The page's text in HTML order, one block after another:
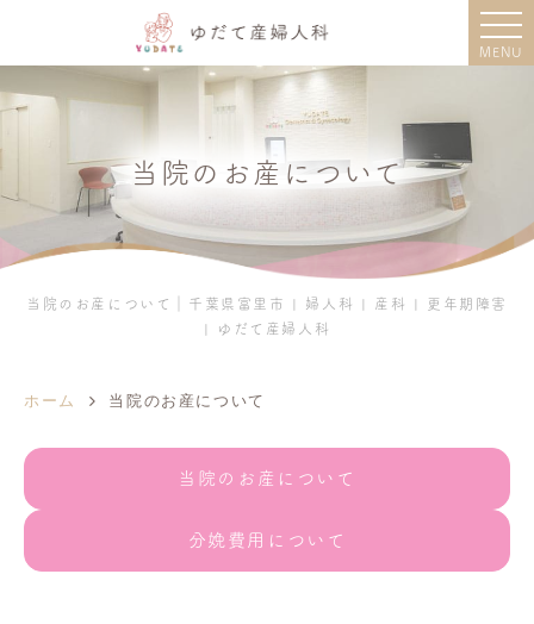
MENU
当院のお産について
当院のお産について｜千葉県富里市 | 婦人科 | 産科 | 更年期障害
| ゆだて産婦人科
ホーム 当院のお産について
当院のお産について
分娩費用について